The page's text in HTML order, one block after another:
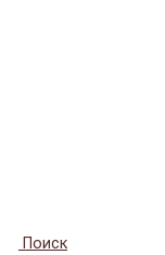
Поиск